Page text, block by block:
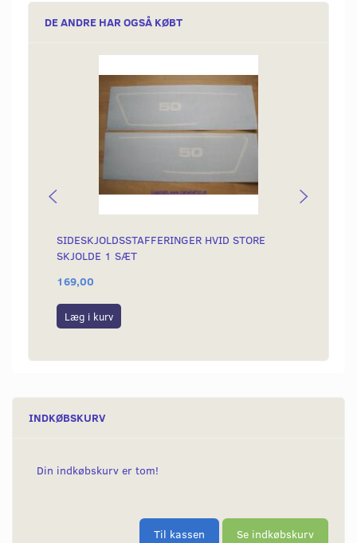
DE ANDRE HAR OGSÅ KØBT
SIDESKJOLDSSTAFFERINGER HVID STORE
SKJOLDE 1 SÆT
169,00
Læg i kurv
INDKØBSKURV
Din indkøbskurv er tom!
Til kassen Se indkøbskurv